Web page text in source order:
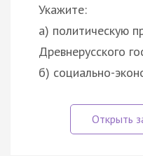
Укажите:
а) политическую
Древнерусского
б) социально-